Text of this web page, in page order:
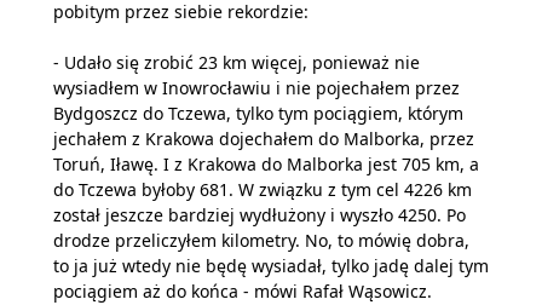
pobitym przez siebie rekordzie:
- Udało się zrobić 23 km więcej, ponieważ nie
wysiadłem w Inowrocławiu i nie pojechałem przez
Bydgoszcz do Tczewa, tylko tym pociągiem, którym
jechałem z Krakowa dojechałem do Malborka, przez
Toruń, Iławę. I z Krakowa do Malborka jest 705 km, a
do Tczewa byłoby 681. W związku z tym cel 4226 km
został jeszcze bardziej wydłużony i wyszło 4250. Po
drodze przeliczyłem kilometry. No, to mówię dobra,
to ja już wtedy nie będę wysiadał, tylko jadę dalej tym
pociągiem aż do końca - mówi Rafał Wąsowicz.